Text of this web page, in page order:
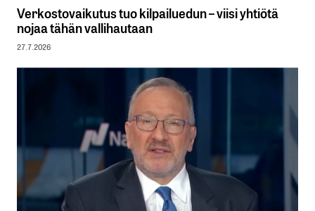
Verkostovaikutus tuo kilpailuedun – viisi yhtiötä
nojaa tähän vallihautaan
27.7.2026